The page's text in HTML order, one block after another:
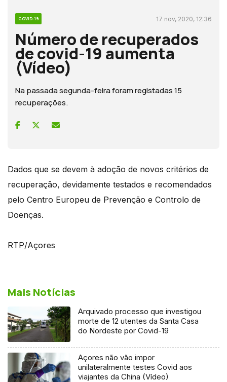
COVID-19 17 nov, 2020, 12:36
Número de recuperados
de covid-19 aumenta
(Vídeo)
Na passada segunda-feira foram registadas 15
recuperações.
Dados que se devem à adoção de novos critérios de
recuperação, devidamente testados e recomendados
pelo Centro Europeu de Prevenção e Controlo de
Doenças.
RTP/Açores
Mais Notícias
Arquivado processo que investigou
morte de 12 utentes da Santa Casa
do Nordeste por Covid-19
Açores não vão impor
unilateralmente testes Covid aos
viajantes da China (Vídeo)